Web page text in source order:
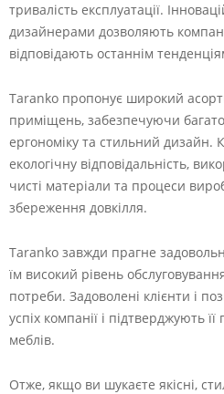
тривалість експлуатації.
дизайнерами дозволяють
відповідають останнім
Taranko пропонує широкий
приміщень, забезпечуючи
ергономіку та стильний дизайн.
екологічну відповідальність,
чисті матеріали та процеси
збереження довкілля.
Taranko завжди прагне
їм високий рівень
потреби. Задоволені клієнти і
успіх компанії і підтверджують
меблів.
Отже, якщо ви шукаєте якісні,